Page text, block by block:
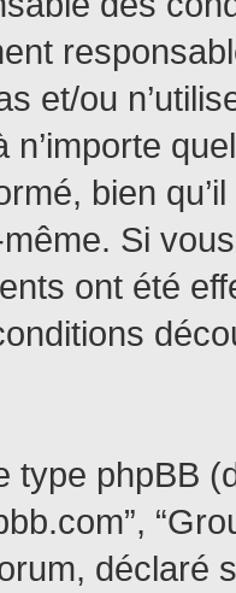
et/ou
n’importe
bien
Si
ont été
phpBB
déclaré